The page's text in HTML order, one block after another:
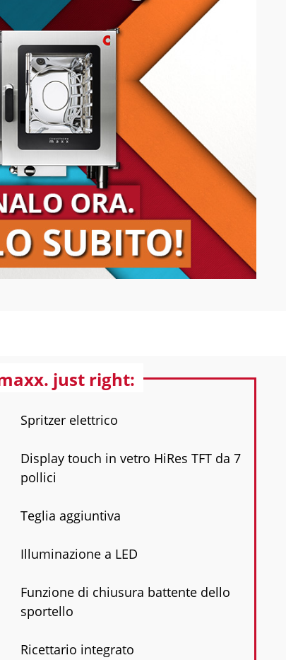
just right:
Spritzer elettrico
Display touch in vetro HiRes TFT da 7
pollici
Teglia aggiuntiva
Illuminazione a LED
Funzione di chiusura battente dello
sportello
Ricettario integrato